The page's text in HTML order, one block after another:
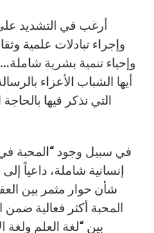
وإجراء تبادلات علمية
وإحياء تنمية بشرية
أيها الشباب الأعزاء
التي نذكر فيها
في سبيل وجود “المحبة في
إنسانية شاملة، داعياً
شأن حوار مثمر بين
بين “لغة العلم ولغة